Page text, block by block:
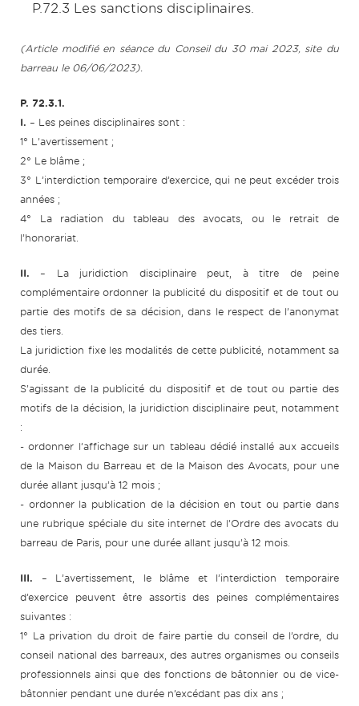
P.72.3 Les sanctions disciplinaires.
(Article modifié en séance du Conseil du 30 mai 2023, site du
barreau le 06/06/2023).
P. 72.3.1.
I. – Les peines disciplinaires sont :
1° L’avertissement ;
2° Le blâme ;
3° L’interdiction temporaire d’exercice, qui ne peut excéder trois
années ;
4° La radiation du tableau des avocats, ou le retrait de
l’honorariat.
II. – La juridiction disciplinaire peut, à titre de peine
complémentaire ordonner la publicité du dispositif et de tout ou
partie des motifs de sa décision, dans le respect de l’anonymat
des tiers.
La juridiction fixe les modalités de cette publicité, notamment sa
durée.
S’agissant de la publicité du dispositif et de tout ou partie des
motifs de la décision, la juridiction disciplinaire peut, notamment
:
- ordonner l’affichage sur un tableau dédié installé aux accueils
de la Maison du Barreau et de la Maison des Avocats, pour une
durée allant jusqu’à 12 mois ;
- ordonner la publication de la décision en tout ou partie dans
une rubrique spéciale du site internet de l’Ordre des avocats du
barreau de Paris, pour une durée allant jusqu’à 12 mois.
III. – L’avertissement, le blâme et l’interdiction temporaire
d’exercice peuvent être assortis des peines complémentaires
suivantes :
1° La privation du droit de faire partie du conseil de l’ordre, du
conseil national des barreaux, des autres organismes ou conseils
professionnels ainsi que des fonctions de bâtonnier ou de vice-
bâtonnier pendant une durée n’excédant pas dix ans ;